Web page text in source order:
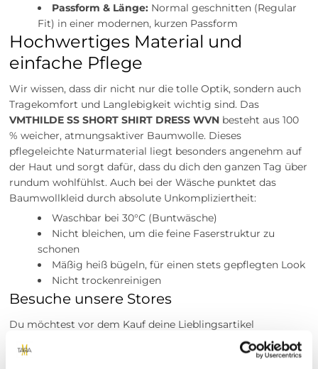
Passform & Länge: Normal geschnitten (Regular
Fit) in einer modernen, kurzen Passform
Hochwertiges Material und
einfache Pflege
Wir wissen, dass dir nicht nur die tolle Optik, sondern auch
Tragekomfort und Langlebigkeit wichtig sind. Das
VMTHILDE SS SHORT SHIRT DRESS WVN besteht aus 100
% weicher, atmungsaktiver Baumwolle. Dieses
pflegeleichte Naturmaterial liegt besonders angenehm auf
der Haut und sorgt dafür, dass du dich den ganzen Tag über
rundum wohlfühlst. Auch bei der Wäsche punktet das
Baumwollkleid durch absolute Unkompliziertheit:
Waschbar bei 30°C (Buntwäsche)
Nicht bleichen, um die feine Faserstruktur zu
schonen
Mäßig heiß bügeln, für einen stets gepflegten Look
Nicht trockenreinigen
Besuche unsere Stores
Du möchtest vor dem Kauf deine Lieblingsartikel
anprobieren? Besuche einen unserer Tara-M Stores in
Dinslaken, Borken, Rheine, Herne, Bocholt, Coesfeld,